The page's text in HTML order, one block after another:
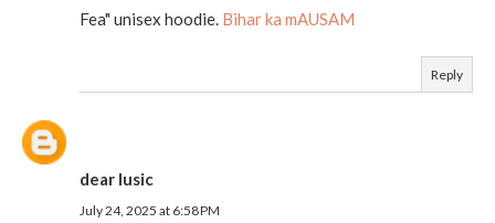
Fea" unisex hoodie. Bihar ka mAUSAM
Reply
dear lusic
July 24, 2025 at 6:58 PM